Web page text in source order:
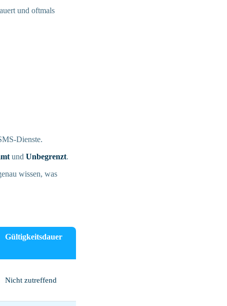
und oftmals
Dienste.
und Unbegrenzt.
wissen, was
Gültigkeitsdauer
Nicht zutreffend